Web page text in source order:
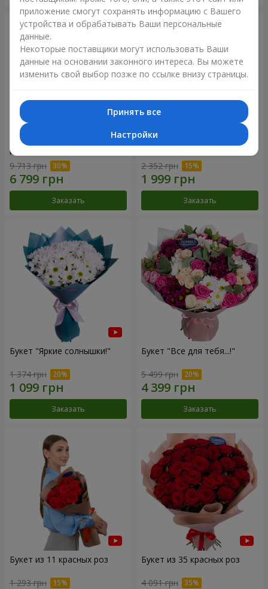
Цветы в коробке "101
розовая роза"
9 713 грн
Заказать
Букет "Цветочное Selfie!"
2 352 грн
Заказать
Букет "Яркие солнышки!"
1 374 грн
Заказать
Букет "Все для тебя...!"
5 499 грн
Заказать
Букет из 11 красных роз
1 293 грн
Букет из 35 красных роз
4 091 грн
приложение смогут сохранять информацию с Вашего
устройства и обрабатывать Ваши персональные
данные.
Некоторые поставщики могут использовать Ваши
данные на основании законного интереса. Вы можете
изменить свой выбор позже по ссылке внизу страницы.
Принять все
Настройки